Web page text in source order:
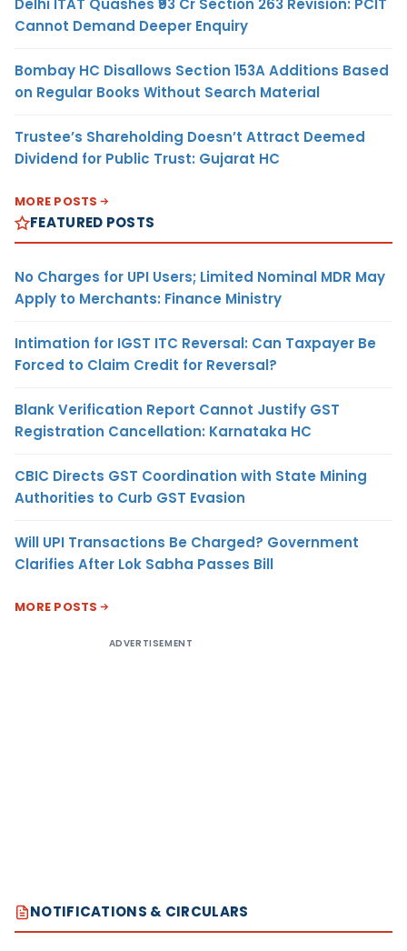
Delhi ITAT Quashes ₹93 Cr Section 263 Revision: PCIT
Cannot Demand Deeper Enquiry
Bombay HC Disallows Section 153A Additions Based
on Regular Books Without Search Material
Trustee’s Shareholding Doesn’t Attract Deemed
Dividend for Public Trust: Gujarat HC
MORE POSTS
FEATURED POSTS
No Charges for UPI Users; Limited Nominal MDR May
Apply to Merchants: Finance Ministry
Intimation for IGST ITC Reversal: Can Taxpayer Be
Forced to Claim Credit for Reversal?
Blank Verification Report Cannot Justify GST
Registration Cancellation: Karnataka HC
CBIC Directs GST Coordination with State Mining
Authorities to Curb GST Evasion
Will UPI Transactions Be Charged? Government
Clarifies After Lok Sabha Passes Bill
MORE POSTS
ADVERTISEMENT
NOTIFICATIONS & CIRCULARS